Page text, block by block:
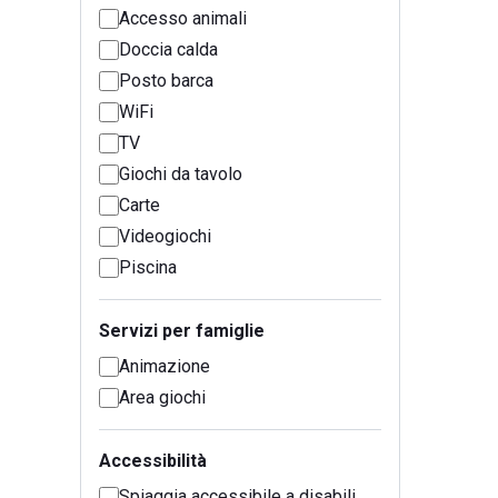
Accesso animali
Doccia calda
Posto barca
WiFi
TV
Giochi da tavolo
Carte
Videogiochi
Piscina
Servizi per famiglie
Animazione
Area giochi
Accessibilità